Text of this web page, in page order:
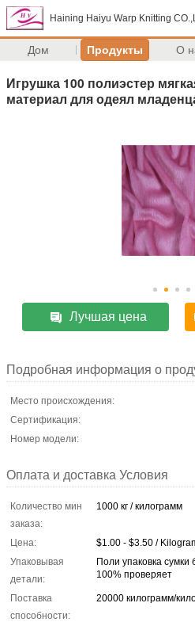
Haining Haiyu Warp Knitting
Дом Продукты О
Игрушка 100 полиэстер
материал для одеял
Лучшая цена
Подробная информация о
Место происхождения:
Сертификация:
Номер модели:
Оплата и доставка Условия
Количество мин
заказа:
1000 кг / килограмм
Цена:
$1.00 - $3.50 /
Упаковывая
детали:
Поли упаковка сумки
100% проверяет
Поставка
способности:
20000 килограмм/